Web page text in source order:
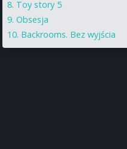
Toy story 5
Obsesja
Backrooms. Bez wyjścia